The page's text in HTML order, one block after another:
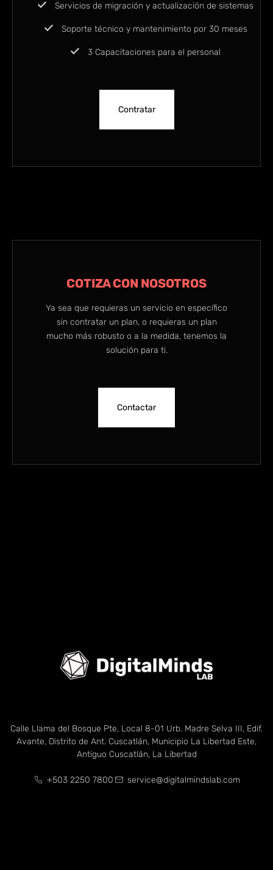
Servicios de migración y actualización de sistemas
Soporte técnico y mantenimiento por 30 meses
3 Capacitaciones para el personal
Contratar
COTIZA CON NOSOTROS
Ya sea que requieras un servicio en específico
sin contratar un plan, o requieras un plan
mucho más robusto o a la medida, tenemos la
solución para ti.
Contactar
Calle Llama del Bosque Pte, Local 8-01 Urb. Madre Selva III, Edif.
Avante, Distrito de Ant. Cuscatlán, Municipio La Libertad Este,
Antiguo Cuscatlán, La Libertad
+503 2250 7800 service@digitalmindslab.com